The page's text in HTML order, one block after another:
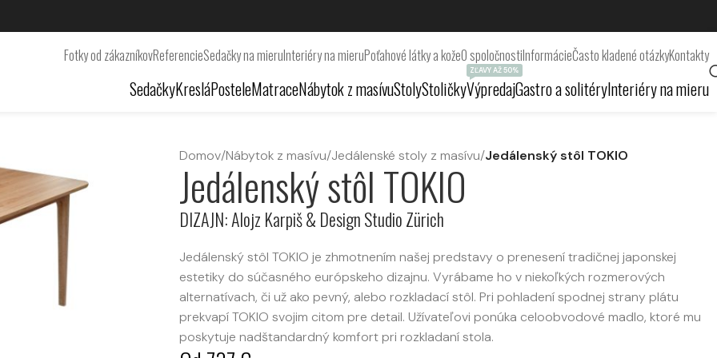
Fotky od zákazníkovReferencieSedačky na mieruInteriéry na mieruPoťahové látky a kožeO spoločnostiInformácieČasto kladené otázkyKontakty
SedačkyKresláPosteleMatraceNábytok z masívuStolyStoličkyVýpredaj
ZĽAVY AŽ 50%
Gastro a solitéryInteriéry na mieru
Domov/Nábytok z masívu/Jedálenské stoly z masívu/Jedálenský stôl TOKIO
Jedálenský stôl TOKIO
DIZAJN: Alojz Karpiš & Design Studio Zürich
Jedálenský stôl TOKIO je zhmotnením našej predstavy o prenesení tradičnej japonskej
estetiky do súčasného európskeho dizajnu. Vyrábame ho v niekoľkých rozmerových
alternatívach, či už ako pevný, alebo rozkladací stôl. Pri pohladení spodnej strany plátu
prekvapí TOKIO svojim citom pre detail. Užívateľovi ponúka celoobvodové madlo, ktoré mu
poskytuje nadštandardný komfort pri rozkladaní stola.